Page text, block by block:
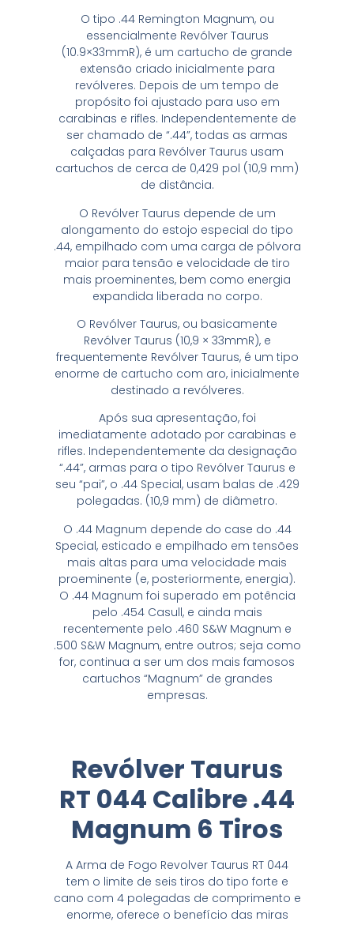
O tipo .44 Remington Magnum, ou
essencialmente Revólver Taurus
(10.9×33mmR), é um cartucho de grande
extensão criado inicialmente para
revólveres. Depois de um tempo de
propósito foi ajustado para uso em
carabinas e rifles. Independentemente de
ser chamado de “.44”, todas as armas
calçadas para Revólver Taurus usam
cartuchos de cerca de 0,429 pol (10,9 mm)
de distância.
O Revólver Taurus depende de um
alongamento do estojo especial do tipo
.44, empilhado com uma carga de pólvora
maior para tensão e velocidade de tiro
mais proeminentes, bem como energia
expandida liberada no corpo.
O Revólver Taurus, ou basicamente
Revólver Taurus (10,9 × 33mmR), e
frequentemente Revólver Taurus, é um tipo
enorme de cartucho com aro, inicialmente
destinado a revólveres.
Após sua apresentação, foi
imediatamente adotado por carabinas e
rifles. Independentemente da designação
“.44”, armas para o tipo Revólver Taurus e
seu “pai”, o .44 Special, usam balas de .429
polegadas. (10,9 mm) de diâmetro.
O .44 Magnum depende do case do .44
Special, esticado e empilhado em tensões
mais altas para uma velocidade mais
proeminente (e, posteriormente, energia).
O .44 Magnum foi superado em potência
pelo .454 Casull, e ainda mais
recentemente pelo .460 S&W Magnum e
.500 S&W Magnum, entre outros; seja como
for, continua a ser um dos mais famosos
cartuchos “Magnum” de grandes
empresas.
Revólver Taurus
RT 044 Calibre .44
Magnum 6 Tiros
A Arma de Fogo Revolver Taurus RT 044
tem o limite de seis tiros do tipo forte e
cano com 4 polegadas de comprimento e
enorme, oferece o benefício das miras